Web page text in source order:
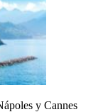
y Cannes